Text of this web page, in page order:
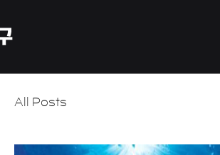
All Posts